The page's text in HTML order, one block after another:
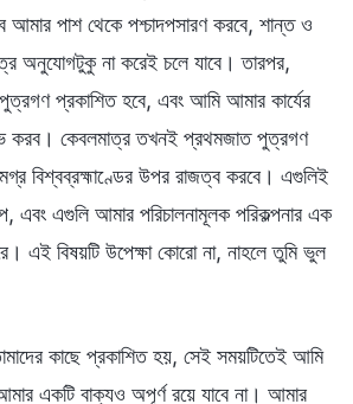
পাশ থেকে পশ্চাদপসারণ করবে, শান্ত ও
অনুযোগটুকু না করেই চলে যাবে। তারপর,
প্রকাশিত হবে, এবং আমি আমার কার্যের
করব। কেবলমাত্র তখনই প্রথমজাত পুত্রগণ
বিশ্বব্রহ্মাণ্ডের উপর রাজত্ব করবে। এগুলিই
এবং এগুলি আমার পরিচালনামূলক পরিকল্পনার এক
এই বিষয়টি উপেক্ষা কোরো না, নাহলে তুমি ভুল
কাছে প্রকাশিত হয়, সেই সময়টিতেই আমি
একটি বাক্যও অপূর্ণ রয়ে যাবে না। আমার